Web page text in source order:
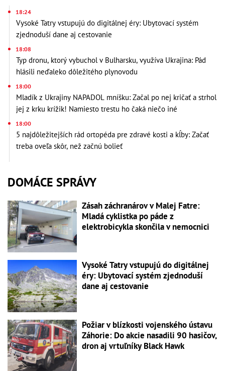
18:24
Vysoké Tatry vstupujú do digitálnej éry: Ubytovací systém
zjednoduší dane aj cestovanie
18:08
Typ dronu, ktorý vybuchol v Bulharsku, využíva Ukrajina: Pád
hlásili neďaleko dôležitého plynovodu
18:00
Mladík z Ukrajiny NAPADOL mníšku: Začal po nej kričať a strhol
jej z krku krížik! Namiesto trestu ho čaká niečo iné
18:00
5 najdôležitejších rád ortopéda pre zdravé kosti a kĺby: Začať
treba oveľa skôr, než začnú bolieť
DOMÁCE SPRÁVY
Zásah záchranárov v Malej Fatre:
Mladá cyklistka po páde z
elektrobicykla skončila v nemocnici
Vysoké Tatry vstupujú do digitálnej
éry: Ubytovací systém zjednoduší
dane aj cestovanie
Požiar v blízkosti vojenského ústavu
Záhorie: Do akcie nasadili 90 hasičov,
dron aj vrtuľníky Black Hawk